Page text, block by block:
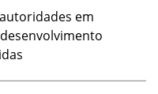
em